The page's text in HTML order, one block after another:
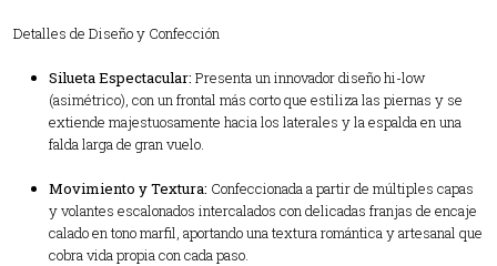
Detalles de Diseño y Confección
Silueta Espectacular: Presenta un innovador diseño hi-low
(asimétrico), con un frontal más corto que estiliza las piernas y se
extiende majestuosamente hacia los laterales y la espalda en una
falda larga de gran vuelo.
Movimiento y Textura: Confeccionada a partir de múltiples capas
y volantes escalonados intercalados con delicadas franjas de encaje
calado en tono marfil, aportando una textura romántica y artesanal que
cobra vida propia con cada paso.